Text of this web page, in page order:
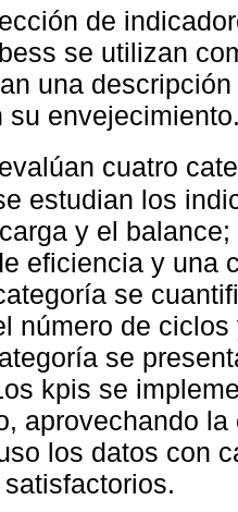
de
se utilizan
una
su
cuatro
estudian los
y el
eficiencia y una
se
número de
se
kpis se
aprovechando
los datos con